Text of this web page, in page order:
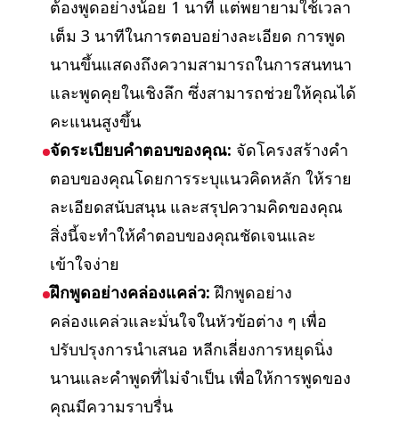
ต้องพูดอย่างน้อย 1 นาที แต่พยายามใช้เวลา
เต็ม 3 นาทีในการตอบอย่างละเอียด การพูด
นานขึ้นแสดงถึงความสามารถในการสนทนา
และพูดคุยในเชิงลึก ซึ่งสามารถช่วยให้คุณได้
คะแนนสูงขึ้น
จัดระเบียบคำตอบของคุณ: จัดโครงสร้างคำ
ตอบของคุณโดยการระบุแนวคิดหลัก ให้ราย
ละเอียดสนับสนุน และสรุปความคิดของคุณ
สิ่งนี้จะทำให้คำตอบของคุณชัดเจนและ
เข้าใจง่าย
ฝึกพูดอย่างคล่องแคล่ว: ฝึกพูดอย่าง
คล่องแคล่วและมั่นใจในหัวข้อต่าง ๆ เพื่อ
ปรับปรุงการนำเสนอ หลีกเลี่ยงการหยุดนิ่ง
นานและคำพูดที่ไม่จำเป็น เพื่อให้การพูดของ
คุณมีความราบรื่น